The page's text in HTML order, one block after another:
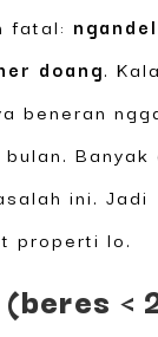
fatal:
doang.
beneran
Banyak
ini. Jadi
properti lo.
<